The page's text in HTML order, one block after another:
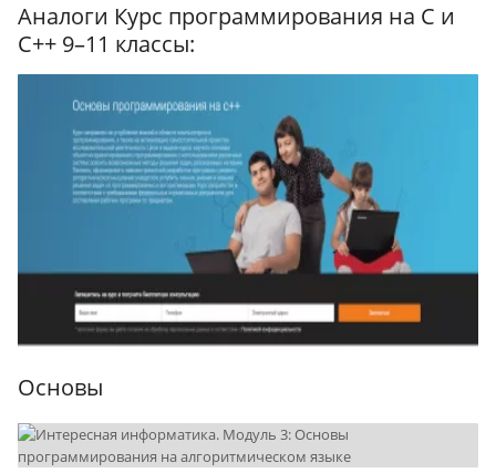
Аналоги Курс программирования на C и
C++ 9–11 классы:
Основы